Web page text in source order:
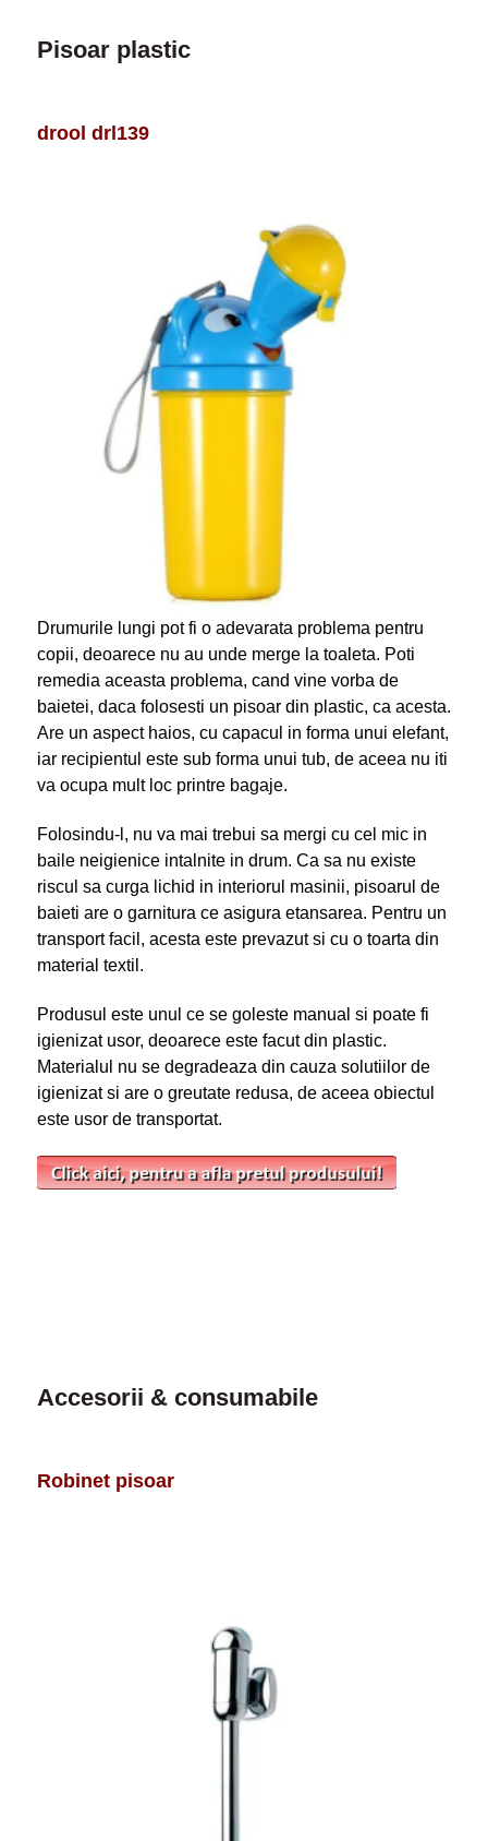
Pisoar plastic
drool drl139
Drumurile lungi pot fi o adevarata problema pentru
copii, deoarece nu au unde merge la toaleta. Poti
remedia aceasta problema, cand vine vorba de
baietei, daca folosesti un pisoar din plastic, ca acesta.
Are un aspect haios, cu capacul in forma unui elefant,
iar recipientul este sub forma unui tub, de aceea nu iti
va ocupa mult loc printre bagaje.
Folosindu-l, nu va mai trebui sa mergi cu cel mic in
baile neigienice intalnite in drum. Ca sa nu existe
riscul sa curga lichid in interiorul masinii, pisoarul de
baieti are o garnitura ce asigura etansarea. Pentru un
transport facil, acesta este prevazut si cu o toarta din
material textil.
Produsul este unul ce se goleste manual si poate fi
igienizat usor, deoarece este facut din plastic.
Materialul nu se degradeaza din cauza solutiilor de
igienizat si are o greutate redusa, de aceea obiectul
este usor de transportat.
Accesorii & consumabile
Robinet pisoar